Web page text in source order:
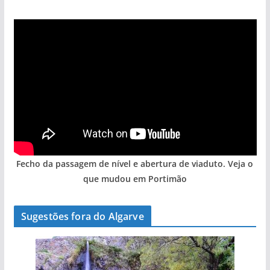
Fecho da passagem de nível e abertura de viaduto. Veja o
que mudou em Portimão
Sugestões fora do Algarve